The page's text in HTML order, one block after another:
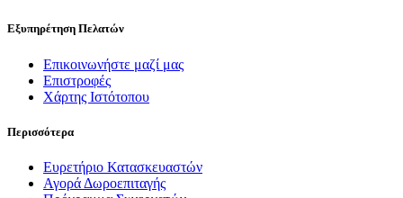
Εξυπηρέτηση Πελατών
Επικοινωνήστε μαζί μας
Επιστροφές
Χάρτης Ιστότοπου
Περισσότερα
Ευρετήριο Κατασκευαστών
Αγορά Δωροεπιταγής